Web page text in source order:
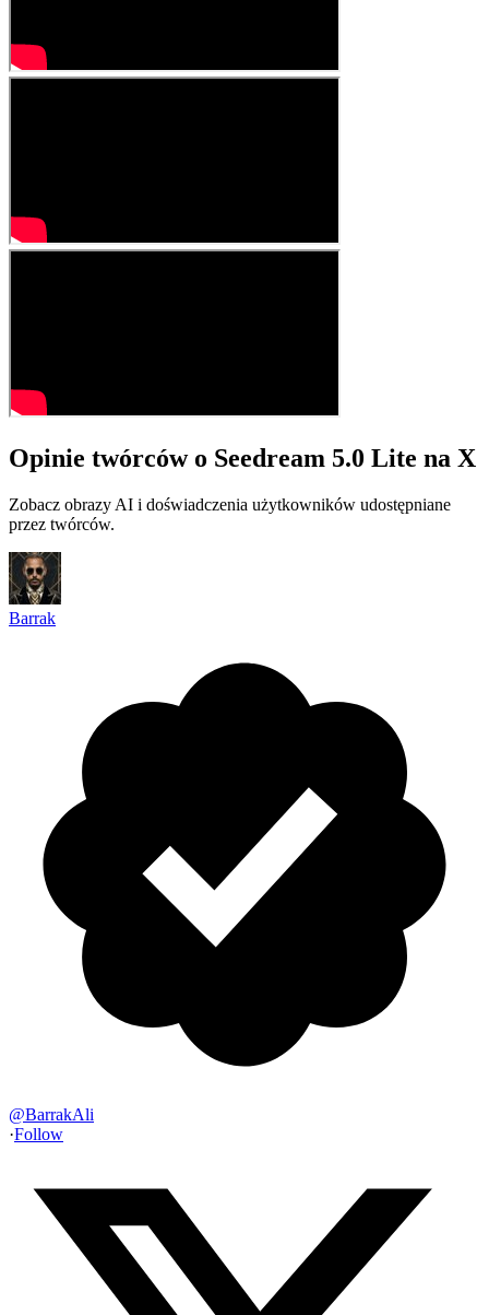
Opinie twórców o Seedream 5.0 Lite na X
Zobacz obrazy AI i doświadczenia użytkowników udostępniane
przez twórców.
Barrak
@BarrakAli
·Follow